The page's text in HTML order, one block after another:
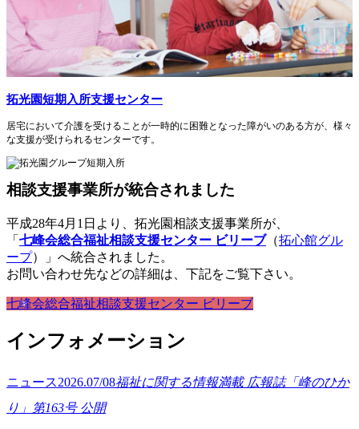
拓光園短期入所支援センター
居宅において介護を受けることが一時的に困難となった障がいのある方が、様々
な支援が受けられるセンターです。
相談支援事業所が統合されました
平成28年4月1日より、拓光園相談支援事業所が、
「 七峰会総合福祉相談支援センター ビリーブ（拓心館グル
ープ）」へ統合されました。
お問い合わせ先などの詳細は、下記をご覧下さい。
七峰会総合福祉相談支援センター ビリーブ
インフォメーション
ニュース2026.07/08福祉に関する情報満載 広報誌「峰のひか
り」第163号 公開